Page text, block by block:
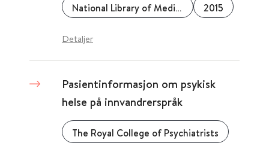
National Library of Medicine (NLM) 2015
Detaljer
Pasientinformasjon om psykisk
helse på innvandrerspråk
The Royal College of Psychiatrists